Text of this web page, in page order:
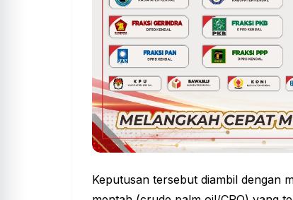
Keputusan tersebut diambil dengan